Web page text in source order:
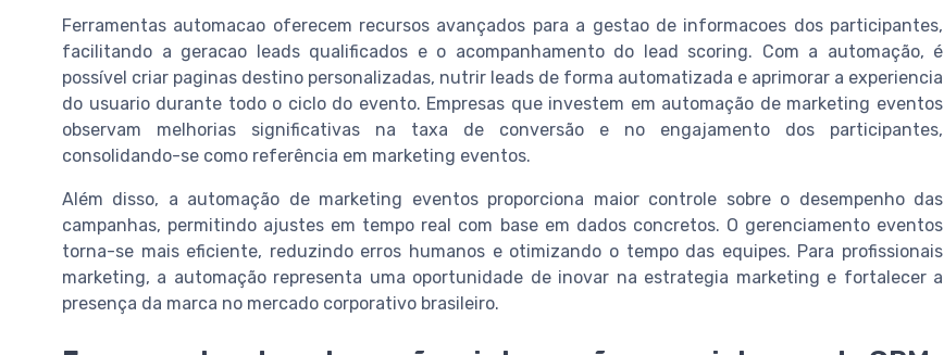
Ferramentas automacao oferecem recursos avançados para a gestao de informacoes dos participantes,
facilitando a geracao leads qualificados e o acompanhamento do lead scoring. Com a automação, é
possível criar paginas destino personalizadas, nutrir leads de forma automatizada e aprimorar a experiencia
do usuario durante todo o ciclo do evento. Empresas que investem em automação de marketing eventos
observam melhorias significativas na taxa de conversão e no engajamento dos participantes,
consolidando-se como referência em marketing eventos.
Além disso, a automação de marketing eventos proporciona maior controle sobre o desempenho das
campanhas, permitindo ajustes em tempo real com base em dados concretos. O gerenciamento eventos
torna-se mais eficiente, reduzindo erros humanos e otimizando o tempo das equipes. Para profissionais
marketing, a automação representa uma oportunidade de inovar na estrategia marketing e fortalecer a
presença da marca no mercado corporativo brasileiro.